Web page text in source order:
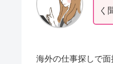
く
海外の仕事探しで